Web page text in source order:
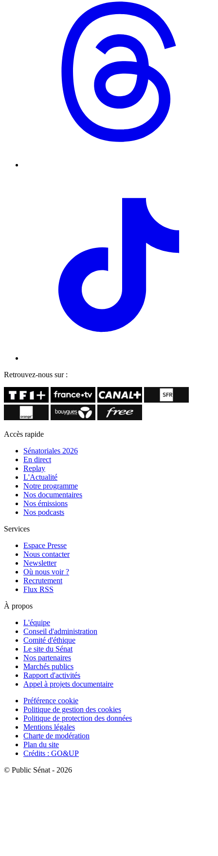
Retrouvez-nous sur :
Accès rapide
Sénatoriales 2026
En direct
Replay
L'Actualité
Notre programme
Nos documentaires
Nos émissions
Nos podcasts
Services
Espace Presse
Nous contacter
Newsletter
Où nous voir ?
Recrutement
Flux RSS
À propos
L'équipe
Conseil d'administration
Comité d'éthique
Le site du Sénat
Nos partenaires
Marchés publics
Rapport d'activités
Appel à projets documentaire
Préférence cookie
Politique de gestion des cookies
Politique de protection des données
Mentions légales
Charte de modération
Plan du site
Crédits : GO&UP
© Public Sénat - 2026